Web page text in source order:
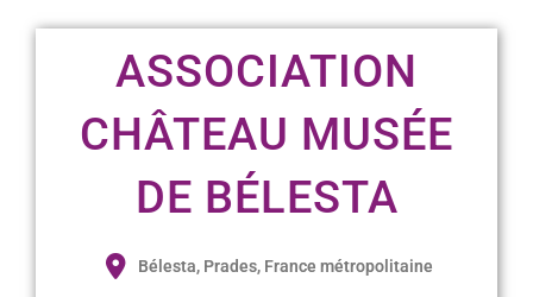
ASSOCIATION
CHÂTEAU MUSÉE
DE BÉLESTA
Bélesta, Prades, France métropolitaine